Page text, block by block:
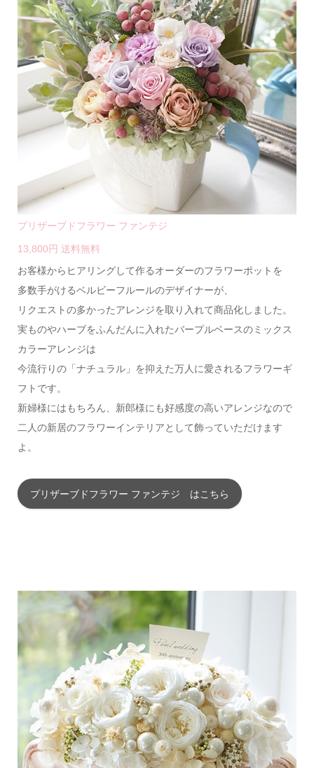
プリザーブドフラワー ファンテジ
13,800円 送料無料
お客様からヒアリングして作るオーダーのフラワーポットを
多数手がけるベルビーフルールのデザイナーが、
リクエストの多かったアレンジを取り入れて商品化しました。
実ものやハーブをふんだんに入れたバープルベースのミックス
カラーアレンジは
今流行りの「ナチュラル」を抑えた万人に愛されるフラワーギ
フトです。
新婦様にはもちろん、新郎様にも好感度の高いアレンジなので
二人の新居のフラワーインテリアとして飾っていただけます
よ。
プリザーブドフラワー ファンテジ はこちら